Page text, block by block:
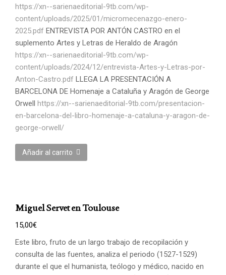
https://xn--sarienaeditorial-9tb.com/wp-
content/uploads/2025/01/micromecenazgo-enero-
2025.pdf ENTREVISTA POR ANTÓN CASTRO en el
suplemento Artes y Letras de Heraldo de Aragón
https://xn--sarienaeditorial-9tb.com/wp-
content/uploads/2024/12/entrevista-Artes-y-Letras-por-
Anton-Castro.pdf LLEGA LA PRESENTACIÓN A
BARCELONA DE Homenaje a Cataluña y Aragón de George
Orwell https://xn--sarienaeditorial-9tb.com/presentacion-
en-barcelona-del-libro-homenaje-a-cataluna-y-aragon-de-
george-orwell/
Añadir al carrito
Miguel Servet en Toulouse
15,00€
Este libro, fruto de un largo trabajo de recopilación y
consulta de las fuentes, analiza el periodo (1527-1529)
durante el que el humanista, teólogo y médico, nacido en